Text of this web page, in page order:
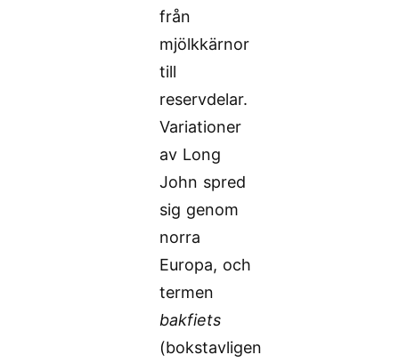
från
mjölkkärnor
till
reservdelar.
Variationer
av Long
John spred
sig genom
norra
Europa, och
termen
bakfiets
(bokstavligen